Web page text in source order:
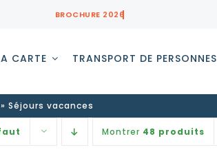
CARTE TRANSPORT DE PERSONNES
» Séjours vacances
Montrer 48 produits